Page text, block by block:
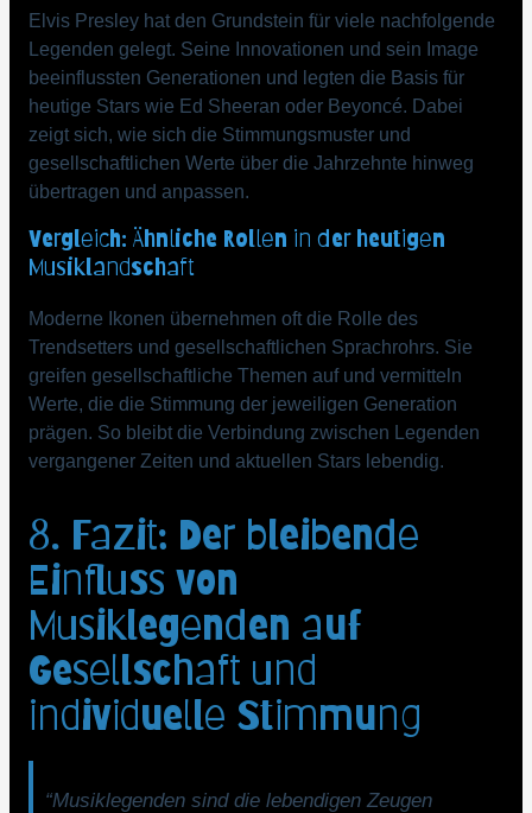
Elvis Presley hat den Grundstein für viele nachfolgende
Legenden gelegt. Seine Innovationen und sein Image
beeinflussten Generationen und legten die Basis für
heutige Stars wie Ed Sheeran oder Beyoncé. Dabei
zeigt sich, wie sich die Stimmungsmuster und
gesellschaftlichen Werte über die Jahrzehnte hinweg
übertragen und anpassen.
Vergleich: Ähnliche Rollen in der heutigen
Musiklandschaft
Moderne Ikonen übernehmen oft die Rolle des
Trendsetters und gesellschaftlichen Sprachrohrs. Sie
greifen gesellschaftliche Themen auf und vermitteln
Werte, die die Stimmung der jeweiligen Generation
prägen. So bleibt die Verbindung zwischen Legenden
vergangener Zeiten und aktuellen Stars lebendig.
8. Fazit: Der bleibende
Einfluss von
Musiklegenden auf
Gesellschaft und
individuelle Stimmung
“Musiklegenden sind die lebendigen Zeugen